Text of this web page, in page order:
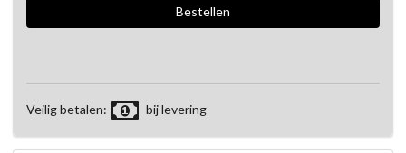
Veilig betalen: bij levering